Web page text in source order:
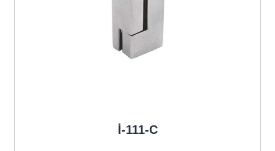
İ-111-C